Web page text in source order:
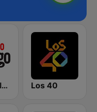
Radio Chilango 105.3 FM Los 40